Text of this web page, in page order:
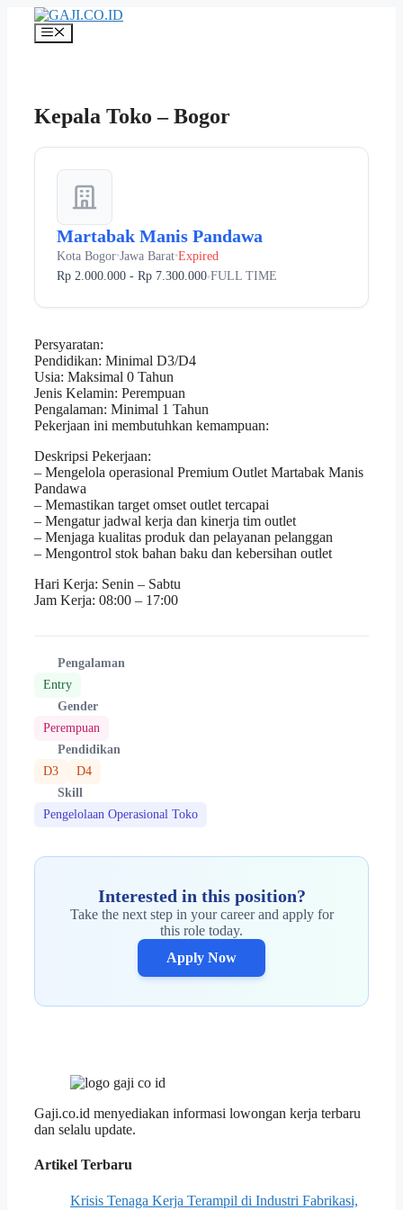
Langsung
Menu
Kepala Toko – Bogor
Martabak Manis Pandawa
Kota Bogor•Jawa Barat•Expired
Rp 2.000.000 - Rp 7.300.000•FULL TIME
Persyaratan:
Pendidikan: Minimal D3/D4
Usia: Maksimal 0 Tahun
Jenis Kelamin: Perempuan
Pengalaman: Minimal 1 Tahun
Pekerjaan ini membutuhkan kemampuan:
Deskripsi Pekerjaan:
– Mengelola operasional Premium Outlet Martabak Manis
Pandawa
– Memastikan target omset outlet tercapai
– Mengatur jadwal kerja dan kinerja tim outlet
– Menjaga kualitas produk dan pelayanan pelanggan
– Mengontrol stok bahan baku dan kebersihan outlet
Hari Kerja: Senin – Sabtu
Jam Kerja: 08:00 – 17:00
Pengalaman
Entry
Gender
Perempuan
Pendidikan
D3
D4
Skill
Pengelolaan Operasional Toko
Interested in this position?
Take the next step in your career and apply for
this role today.
Apply Now
Gaji.co.id menyediakan informasi lowongan kerja terbaru
dan selalu update.
Artikel Terbaru
Krisis Tenaga Kerja Terampil di Industri Fabrikasi,